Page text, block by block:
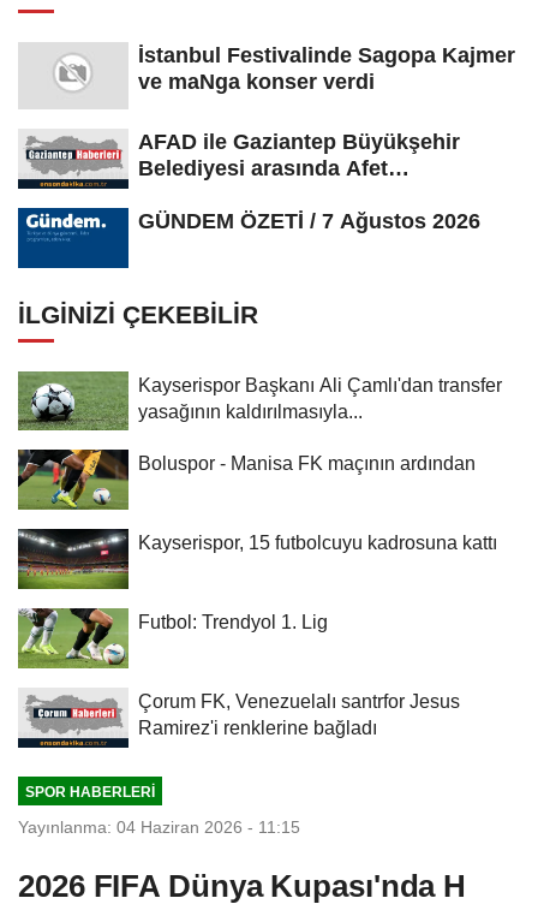
İstanbul Festivalinde Sagopa Kajmer
ve maNga konser verdi
AFAD ile Gaziantep Büyükşehir
Belediyesi arasında Afet
GÜNDEM ÖZETİ / 7 Ağustos 2026
İLGINIZI ÇEKEBILIR
Kayserispor Başkanı Ali Çamlı'dan transfer
yasağının kaldırılmasıyla...
Boluspor - Manisa FK maçının ardından
Kayserispor, 15 futbolcuyu kadrosuna kattı
Futbol: Trendyol 1. Lig
Çorum FK, Venezuelalı santrfor Jesus
Ramirez'i renklerine bağladı
SPOR HABERLERI
Yayınlanma: 04 Haziran 2026 - 11:15
2026 FIFA Dünya Kupası'nda H